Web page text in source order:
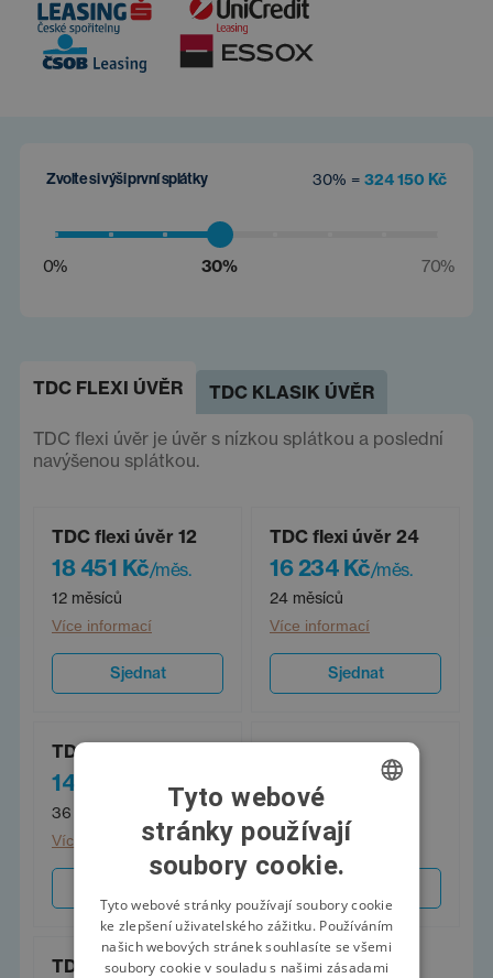
Zvolte si výši první splátky 30% = 324 150 Kč
0% 30% 70%
TDC FLEXI ÚVĚR TDC KLASIK ÚVĚR
TDC flexi úvěr je úvěr s nízkou splátkou a poslední
navýšenou splátkou.
TDC flexi úvěr 12
18 451 Kč/měs.
12 měsíců
Více informací
Sjednat
TDC flexi úvěr 24
16 234 Kč/měs.
24 měsíců
Více informací
Sjednat
TDC flexi úvěr 36
14 570 Kč /měs.
36 měsíců
Více informací
TDC flexi úvěr 48
13 618 Kč /měs.
48 měsíců
Více informací
TDC flexi úvěr 60
CZECH
SWEDISH
POLISH
GERMAN
Tyto webové
stránky používají
soubory cookie.
Tyto webové stránky používají soubory cookie
ke zlepšení uživatelského zážitku. Používáním
našich webových stránek souhlasíte se všemi
soubory cookie v souladu s našimi zásadami